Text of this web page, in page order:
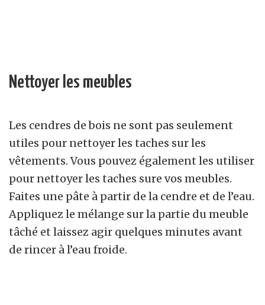
Nettoyer les meubles
Les cendres de bois ne sont pas seulement
utiles pour nettoyer les taches sur les
vêtements. Vous pouvez également les utiliser
pour nettoyer les taches sure vos meubles.
Faites une pâte à partir de la cendre et de l’eau.
Appliquez le mélange sur la partie du meuble
tâché et laissez agir quelques minutes avant
de rincer à l’eau froide.